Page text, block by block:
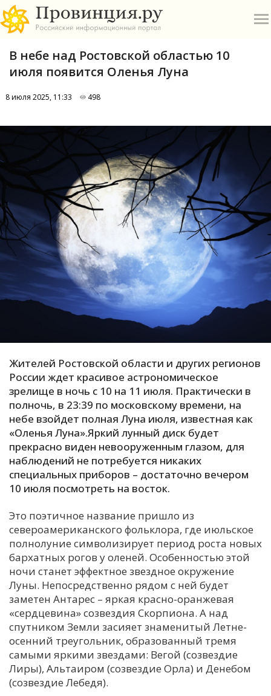
А
Б
В
И
К
М
О
П
Р
С
У
Х
Ч
Я
В небе над Ростовской областью 10
июля появится Оленья Луна
8 июля 2025, 11:33 498
Жителей Ростовской области и других регионов
России ждет красивое астрономическое
зрелище в ночь с 10 на 11 июля. Практически в
полночь, в 23:39 по московскому времени, на
небе взойдет полная Луна июля, известная как
«Оленья Луна».Яркий лунный диск будет
прекрасно виден невооруженным глазом, для
наблюдений не потребуется никаких
специальных приборов – достаточно вечером
10 июля посмотреть на восток.
Это поэтичное название пришло из
североамериканского фольклора, где июльское
полнолуние символизирует период роста новых
бархатных рогов у оленей. Особенностью этой
ночи станет эффектное звездное окружение
Луны. Непосредственно рядом с ней будет
заметен Антарес – яркая красно-оранжевая
«сердцевина» созвездия Скорпиона. А над
спутником Земли засияет знаменитый Летне-
осенний треугольник, образованный тремя
самыми яркими звездами: Вегой (созвездие
Лиры), Альтаиром (созвездие Орла) и Денебом
(созвездие Лебедя).